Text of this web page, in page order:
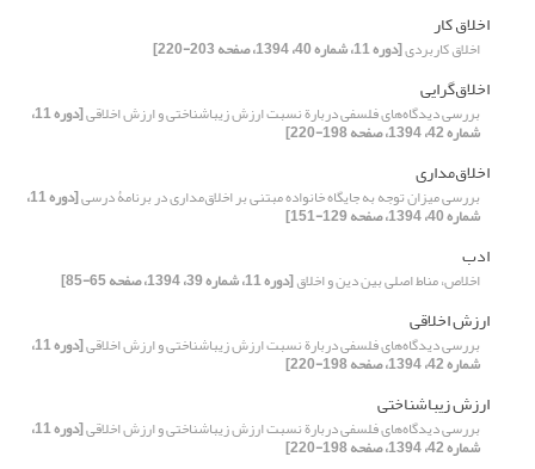
اخلاق کار
اخلاق کاربردی[دوره 11، شماره 40، 1394، صفحه 203-220]
اخلاق‌گرایی
بررسی دیدگاه‌های فلسفی دربارة نسبت ارزش زیباشناختی و ارزش اخلاقی [دوره 11،
شماره 42، 1394، صفحه 198-220]
اخلاق‌مداری
بررسی میزان توجه به جایگاه خانواده مبتنی بر اخلاق‌مداری در برنامۀ درسی [دوره 11،
شماره 40، 1394، صفحه 129-151]
ادب
اخلاص، مناط اصلی بین دین و اخلاق[دوره 11، شماره 39، 1394، صفحه 65-85]
ارزش اخلاقی
بررسی دیدگاه‌های فلسفی دربارة نسبت ارزش زیباشناختی و ارزش اخلاقی [دوره 11،
شماره 42، 1394، صفحه 198-220]
ارزش زیباشناختی
بررسی دیدگاه‌های فلسفی دربارة نسبت ارزش زیباشناختی و ارزش اخلاقی [دوره 11،
شماره 42، 1394، صفحه 198-220]